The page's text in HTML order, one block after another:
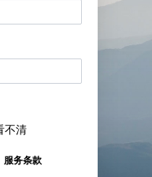
不清
服务条款